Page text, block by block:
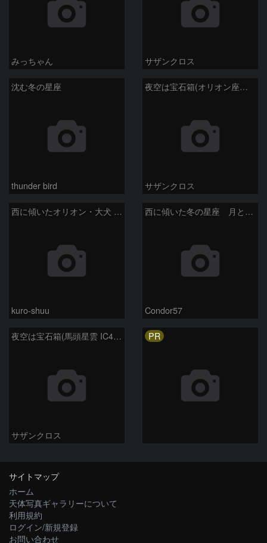
みっちゃん サザンクロス
沈む冬の星座
thunder bird
夜空は宝石箱(オリオン座大星雲 M42) Seestar50
サザンクロス
西に傾いたオリオン・大犬 (2026/04/21)
kuro-shuu
西に傾いた冬の星座 月と金星＆木星
Condor57
夜空は宝石箱(馬頭星雲 IC434) Seestar50
サザンクロス
PR
サイトマップ
ホーム
天体写真ギャラリーについて
利用規約
ログイン/新規登録
お問い合わせ